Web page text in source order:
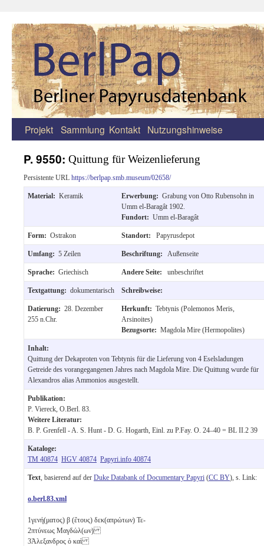
Zum
springen
Projekt Sammlung Kontakt Nutzungshinweise
P. 9550: Quittung für Weizenlieferung
Persistente URL https://berlpap.smb.museum/02658/
Material: Keramik Erwerbung: Grabung von Otto Rubensohn in
Umm el-Baragât 1902.
Fundort: Umm el-Baragât
Form: Ostrakon Standort: Papyrusdepot
Umfang: 5 Zeilen Beschriftung: Außenseite
Sprache: Griechisch Andere Seite: unbeschriftet
Textgattung: dokumentarisch Schreibweise:
Datierung: 28. Dezember
255 n.Chr.
Herkunft: Tebtynis (Polemonos Meris,
Arsinoites)
Bezugsorte: Magdola Mire (Hermopolites)
Inhalt:
Quittung der Dekaproten von Tebtynis für die Lieferung von 4 Eselsladungen
Getreide des vorangegangenen Jahres nach Magdola Mire. Die Quittung wurde für
Alexandros alias Ammonios ausgestellt.
Publikation:
P. Viereck, O.Berl. 83.
Weitere Literatur:
B. P. Grenfell - A. S. Hunt - D. G. Hogarth, Einl. zu P.Fay. O. 24–40 = BL II.2 39
Kataloge:
TM 40874 HGV 40874 Papyri.info 40874
Text , basierend auf der Duke Databank of Documentary Papyri (CC BY), s. Link:
o.berl.83.xml
1γενή(ματος) β (ἔτους) δεκ(απρώτων) Τε-
2πτύνεως Μαγδώλ(ων)
3Ἀλεξανδρος ὁ καὶ